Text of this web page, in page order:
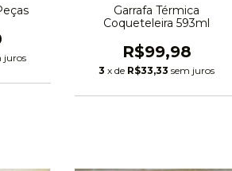
juros
Garrafa Térmica
Coqueteleira 593ml
R$99,98
3 x de R$33,33 sem juros